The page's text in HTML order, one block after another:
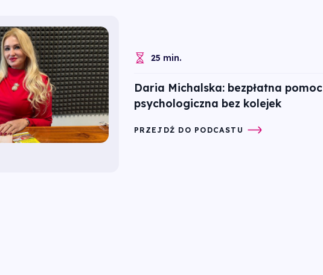
25 min.
Daria Michalska: bezpłatna pomoc
psychologiczna bez kolejek
PRZEJDŹ DO PODCASTU